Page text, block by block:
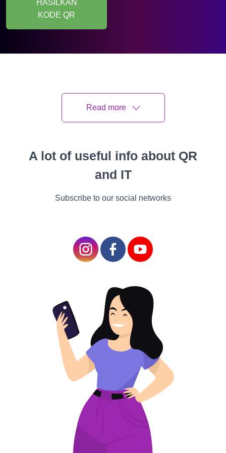
HASILKAN
KODE QR
cepat dan
jumlah besar.
diperhatikan.Pada
artikel ini, kami akan
memandu Anda
tentang pentingnya
desain kode QR.
Keberhasilan banyak
kampanye periklanan
dan pemasaran
Read more
A lot of useful info about QR
and IT
Subscribe to our social networks